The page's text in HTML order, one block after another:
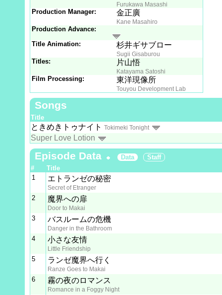
Furukawa Masashi
Production Manager: 金正廣
Kane Masahiro
Production Advance:
Title Animation:
杉井ギサブロー
Sugii Gisaburou
Titles: 片山悟
Katayama Satoshi
Film Processing: 東洋現像所
Touyou Development Lab
Songs
Title
ときめきトゥナイト Tokimeki Tonight
Super Love Lotion
Episode Data Data
Staff
#
Title
1
エトランゼの秘密
Secret of Etranger
2 魔界への扉
Door to Makai
3 バスルームの危機
Danger in the Bathroom
4 小さな友情
Little Friendship
5 ランゼ魔界へ行く
Ranze Goes to Makai
6 霧の夜のロマンス
Romance in a Foggy Night